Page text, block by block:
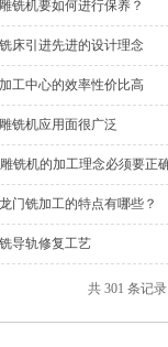
铣机要如何进行保养？
床引进先进的设计理念
工中心的效率性价比高
铣机应用面很广泛
铣机的加工理念必须要正
门铣加工的特点有哪些？
导轨修复工艺
共 301 条记